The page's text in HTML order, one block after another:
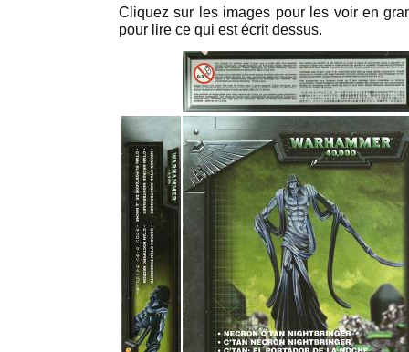
Cliquez sur les images pour les voir en
pour lire ce qui est écrit dessus.